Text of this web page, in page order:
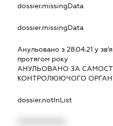
dossier.missingData
dossier.missingData
Анульовано з 28.04.21 у
протягом року
АНУЛЬОВАНО ЗА
КОНТРОЛЮЮЧОГО
dossier.notInList